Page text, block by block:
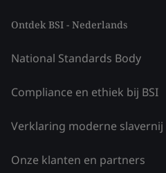
Ontdek BSI - Nederlands
National Standards Body
Compliance en ethiek bij BSI
Verklaring moderne slavernij
Onze klanten en partners